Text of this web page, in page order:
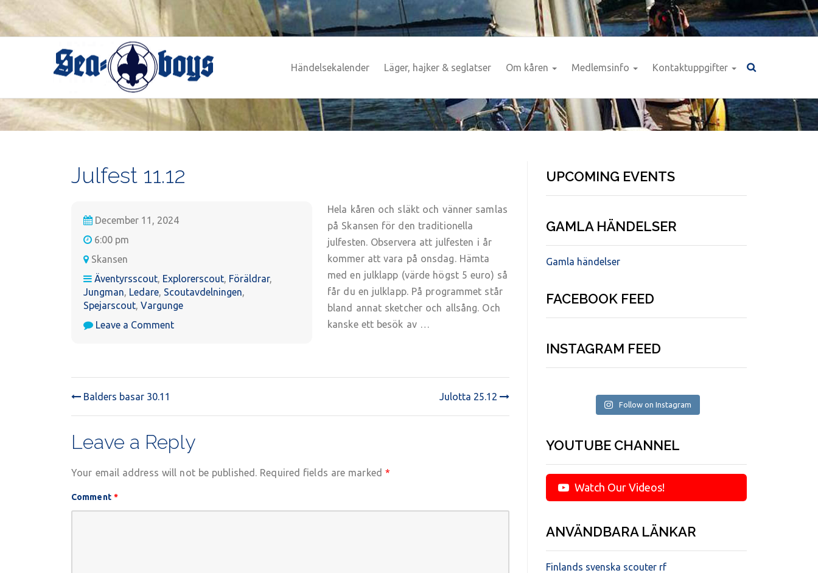
to
content
Händelsekalender Läger, hajker & seglatser Om kåren Medlemsinfo Kontaktuppgifter
Julfest 11.12
December 11, 2024
6:00 pm
Skansen
Äventyrsscout, Explorerscout, Föräldrar,
Jungman, Ledare, Scoutavdelningen,
Spejarscout, Vargunge
Leave a Commenton
Hela kåren och släkt och vänner samlas
på Skansen för den traditionella
julfesten. Observera att julfesten i år
kommer att vara på onsdag. Hämta
med en julklapp (värde högst 5 euro) så
får du en julklapp. På programmet står
bland annat sketcher och allsång. Och
kanske ett besök av …
POST
NAVIGATION
Balders basar 30.11 Julotta 25.12
Leave a Reply
Your email address will not be published. Required fields are marked *
Comment *
UPCOMING EVENTS
GAMLA HÄNDELSER
Gamla händelser
FACEBOOK FEED
INSTAGRAM FEED
Follow on Instagram
YOUTUBE CHANNEL
Watch Our Videos!
ANVÄNDBARA LÄNKAR
Finlands svenska scouter rf